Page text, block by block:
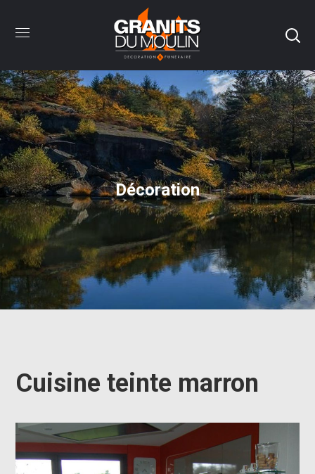
Décoration
Cuisine teinte marron